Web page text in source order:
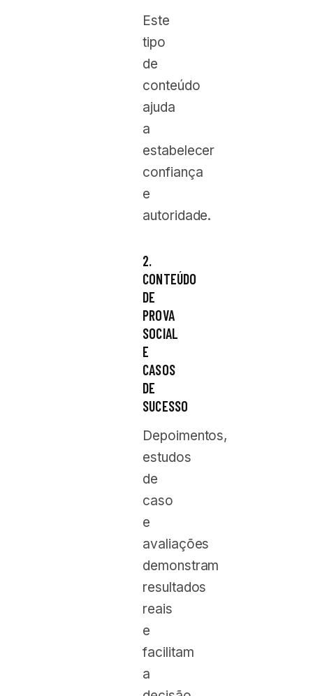
Este
tipo
de
conteúdo
ajuda
a
estabelecer
confiança
e
autoridade.
2.
CONTEÚDO
DE
PROVA
SOCIAL
E
CASOS
DE
SUCESSO
Depoimentos,
estudos
de
caso
e
avaliações
demonstram
resultados
reais
e
facilitam
a